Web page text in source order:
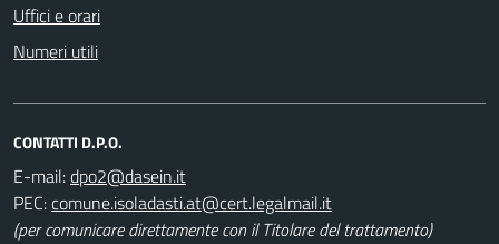
Uffici e orari
Numeri utili
CONTATTI D.P.O.
E-mail:
PEC:
(per comunicare direttamente con il Titolare del trattamento)